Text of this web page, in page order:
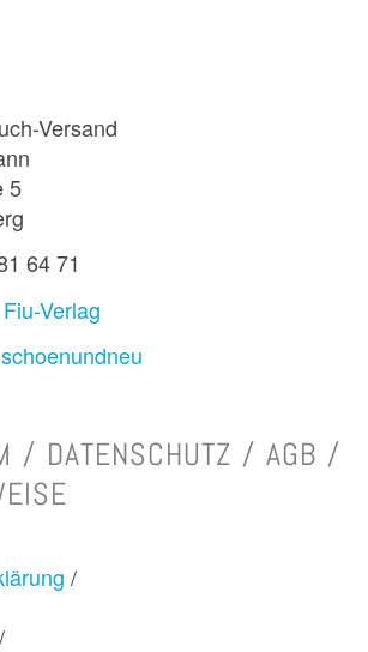
Versand
5
64 71
Fiu-Verlag
/ DATENSCHUTZ / AGB /
/
/